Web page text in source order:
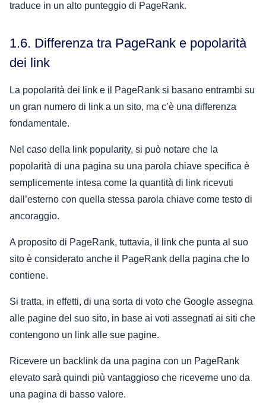
traduce in un alto punteggio di PageRank.
1.6. Differenza tra PageRank e popolarità
dei link
La popolarità dei link e il PageRank si basano entrambi su
un gran numero di link a un sito, ma c’è una differenza
fondamentale.
Nel caso della link popularity, si può notare che la
popolarità di una pagina su una parola chiave specifica è
semplicemente intesa come la quantità di link ricevuti
dall’esterno con quella stessa parola chiave come testo di
ancoraggio.
A proposito di PageRank, tuttavia, il link che punta al suo
sito è considerato anche il PageRank della pagina che lo
contiene.
Si tratta, in effetti, di una sorta di voto che Google assegna
alle pagine del suo sito, in base ai voti assegnati ai siti che
contengono un link alle sue pagine.
Ricevere un backlink da una pagina con un PageRank
elevato sarà quindi più vantaggioso che riceverne uno da
una pagina di basso valore.